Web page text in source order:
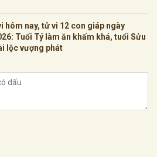
hôm nay, tử vi 12 con giáp ngày
Tuổi Tý làm ăn khấm khá, tuổi Sửu
lộc vượng phát